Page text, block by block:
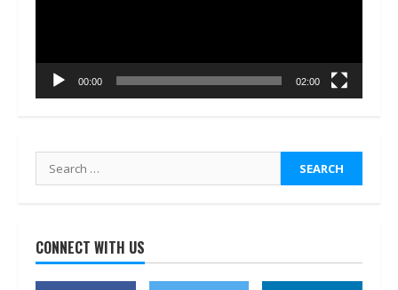
00:00 02:00
Search
for:
CONNECT WITH US